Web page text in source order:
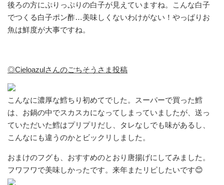
後ろの方にぷりっぷりの白子が見えていますね。こんな白子
でつくる白子ポン酢…美味しくないわけがない！やっぱりお
魚は鮮度が大事ですね。
◎Cieloazulさんのごちそうさま投稿
こんなに濃厚な鱈ちり初めてでした。スーパーで買った鱈
は、お鍋の中でスカスカになってしまっていましたが、送っ
ていただいた鱈はプリプリだし、タレなしでも味があるし、
こんなにも違うのかとビックリしました。
おまけのフグも、おすすめのとおり唐揚げにしてみました。
フワフワで美味しかったです。来年またリピしたいです😊